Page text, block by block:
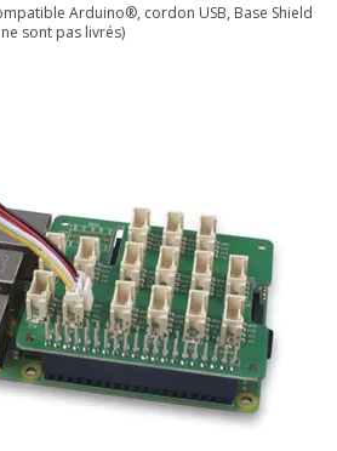
Arduino®, cordon USB, Base Shield
sont pas livrés)